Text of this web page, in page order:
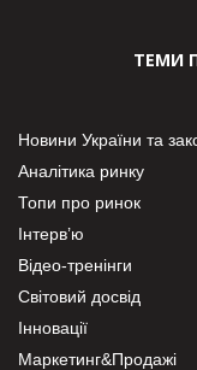
ТЕМИ
Новини України та
Аналітика ринку
Топи про ринок
Інтерв’ю
Відео-тренінги
Світовий досвід
Інновації
Маркетинг&Продажі